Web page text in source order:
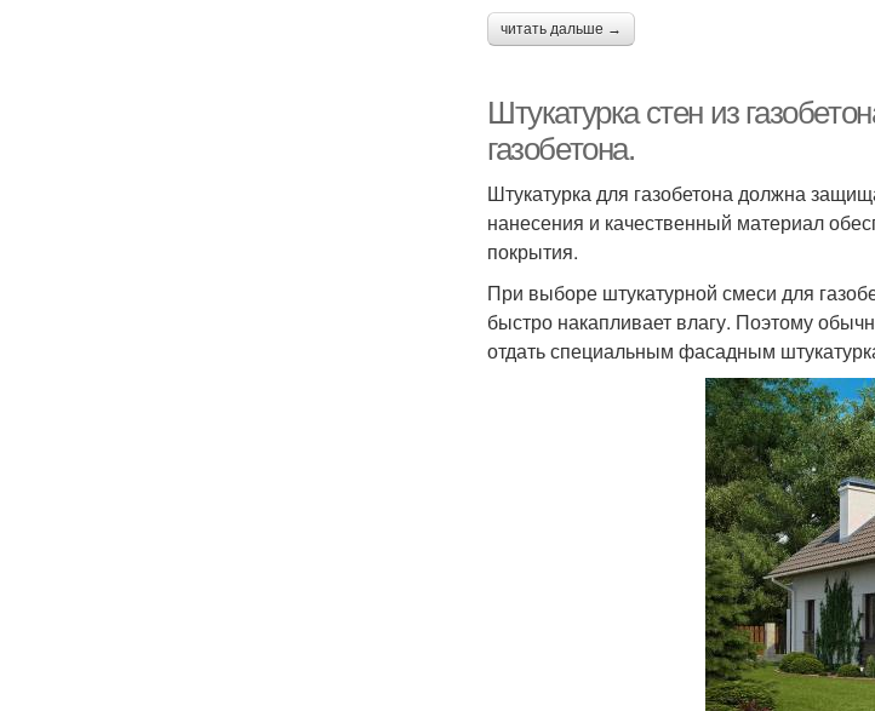
читать дальше →
Штукатурка стен из
газобетона.
Штукатурка для газобетона должна
нанесения и качественный материал
покрытия.
При выборе штукатурной смеси для
быстро накапливает влагу. Поэтому
отдать специальным фасадным